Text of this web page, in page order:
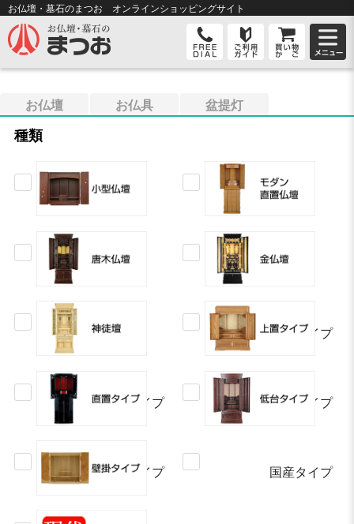
お仏壇・墓石のまつお オンラインショッピングサイト
お仏壇 お仏具 盆提灯
種類
上置タイプ
直置タイプ 低台タイプ
壁掛タイプ 国産タイプ